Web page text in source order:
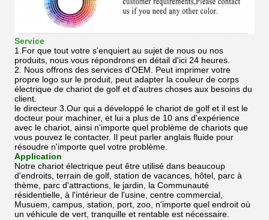
Service
1.For que tout votre s'enquiert au sujet de nous ou nos
produits, nous vous répondrons en détail d'ici 24 heures.
2. Nous offrons des services d'OEM. Peut imprimer votre
propre logo sur le produit, peut adapter la couleur de corps
électrique de chariot de golf et d'autres choses aux besoins du
client.
le directeur 3.Our qui a développé le chariot de golf et il est le
docteur pour machiner, et lui a plus de 10 ans d'expérience
avec le chariot, ainsi n'importe quel problème de chariots que
vous pouvez le contacter. Il peut parler anglais fluide pour
résoudre n'importe quel votre problème.
Application
Notre chariot électrique peut être utilisé dans beaucoup
d'endroits, terrain de golf, station de vacances, hôtel, parc à
thème, parc d'attractions, le jardin, la Communauté
résidentielle, à l'intérieur de l'usine, centre commercial,
Musuem, campus, station, port, zoo, n'importe quel endroit où
un véhicule de vert, tranquille et rentable est nécessaire.